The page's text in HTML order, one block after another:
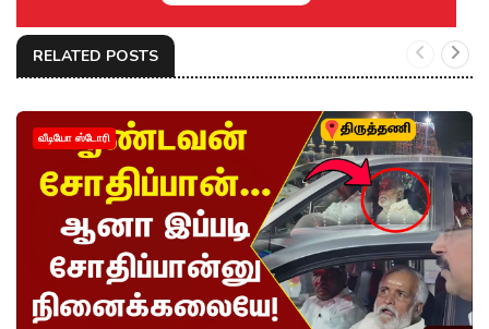
RELATED POSTS
வீடியோ ஸ்டோரி